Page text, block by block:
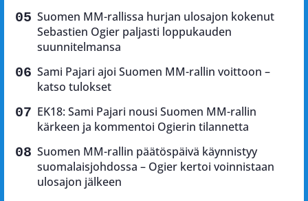
Suomen MM-rallissa hurjan ulosajon kokenut
Sebastien Ogier paljasti loppukauden
suunnitelmansa
Sami Pajari ajoi Suomen MM-rallin voittoon –
katso tulokset
EK18: Sami Pajari nousi Suomen MM-rallin
kärkeen ja kommentoi Ogierin tilannetta
Suomen MM-rallin päätöspäivä käynnistyy
suomalaisjohdossa – Ogier kertoi voinnistaan
ulosajon jälkeen